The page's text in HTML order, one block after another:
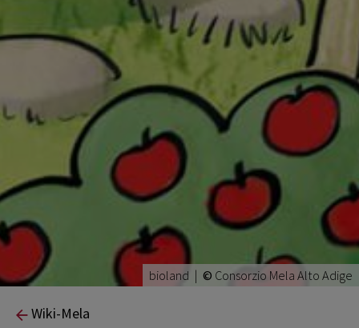
bioland | © Consorzio Mela Alto Adige
Wiki-Mela